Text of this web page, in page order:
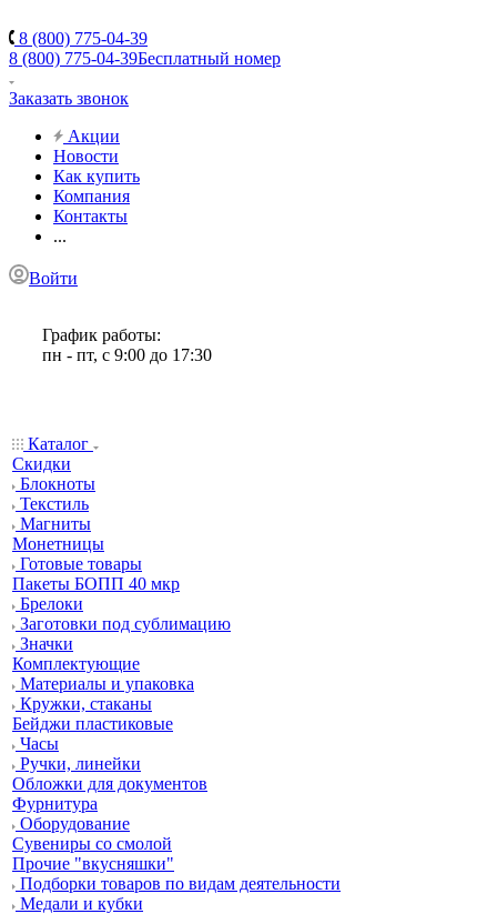
8 (800) 775-04-39
8 (800) 775-04-39Бесплатный номер
Заказать звонок
Акции
Новости
Как купить
Компания
Контакты
...
Войти
График работы:
пн - пт, с 9:00 до 17:30
Каталог
Скидки
Блокноты
Текстиль
Магниты
Монетницы
Готовые товары
Пакеты БОПП 40 мкр
Брелоки
Заготовки под сублимацию
Значки
Комплектующие
Материалы и упаковка
Кружки, стаканы
Бейджи пластиковые
Часы
Ручки, линейки
Обложки для документов
Фурнитура
Оборудование
Сувениры со смолой
Прочие "вкусняшки"
Подборки товаров по видам деятельности
Медали и кубки